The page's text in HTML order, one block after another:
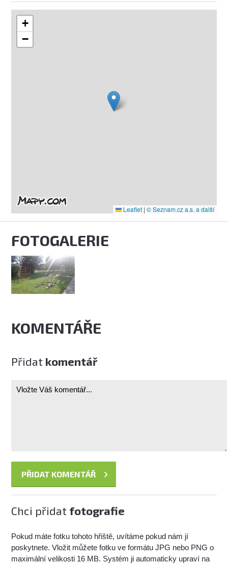
+
−
Leaflet | © Seznam.cz a.s. a další
FOTOGALERIE
KOMENTÁŘE
Přidat komentář
Chci přidat fotografie
Pokud máte fotku tohoto hřiště, uvítáme pokud nám jí
poskytnete. Vložit můžete fotku ve formátu JPG nebo PNG o
maximální velikosti 16 MB. Systém ji automaticky upraví na